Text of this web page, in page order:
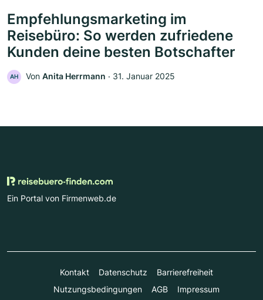
Empfehlungsmarketing im
Reisebüro: So werden zufriedene
Kunden deine besten Botschafter
AH Von Anita Herrmann ‧ 31. Januar 2025
Ein Portal von Firmenweb.de
Kontakt Datenschutz
Barrierefreiheit
Nutzungsbedingungen
AGB Impressum